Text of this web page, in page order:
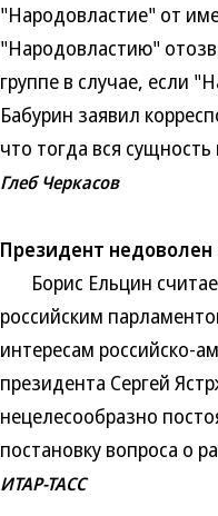
"Народовластие" от
"Народовластию"
группе в случае, если
Бабурин заявил
что тогда вся
Глеб Черкасов
Президент
Борис Ельцин
российским
интересам российско-
президента Сергей
нецелесообразно
постановку вопроса о
ИТАР-ТАСС